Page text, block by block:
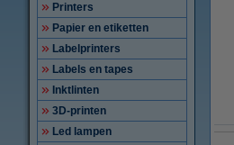
Printers
Papier en etiketten
Labelprinters
Labels en tapes
Inktlinten
3D-printen
Led lampen